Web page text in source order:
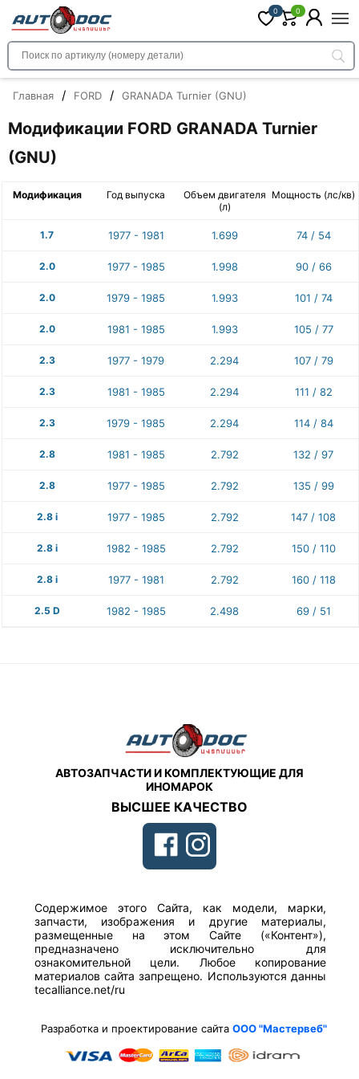
0 0
Главная / FORD / GRANADA Turnier (GNU)
Модификации FORD GRANADA Turnier
(GNU)
Модификация Год выпуска
Объем двигателя
(л)
Мощность (лс/кв)
1.7 1977 - 1981 1.699 74 / 54
2.0 1977 - 1985 1.998 90 / 66
2.0 1979 - 1985 1.993 101 / 74
2.0 1981 - 1985 1.993 105 / 77
2.3 1977 - 1979 2.294 107 / 79
2.3 1981 - 1985 2.294 111 / 82
2.3 1979 - 1985 2.294 114 / 84
2.8 1981 - 1985 2.792 132 / 97
2.8 1977 - 1985 2.792 135 / 99
2.8 i 1977 - 1985 2.792 147 / 108
2.8 i 1982 - 1985 2.792 150 / 110
2.8 i 1977 - 1981 2.792 160 / 118
2.5 D 1982 - 1985 2.498 69 / 51
АВТОЗАПЧАСТИ И КОМПЛЕКТУЮЩИЕ ДЛЯ
ИНОМАРОК
ВЫСШЕЕ КАЧЕСТВО
Содержимое этого Сайта, как модели, марки,
запчасти, изображения и другие материалы,
размещенные на этом Сайте («Контент»),
предназначено исключительно для
ознакомительной цели. Любое копирование
материалов сайта запрещено. Используются данны
tecalliance.net/ru
Разработка и проектирование сайтаООО "Мастервеб"